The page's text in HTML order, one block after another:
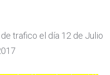
trafico el día 12 de Julio